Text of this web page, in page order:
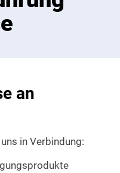
an
in Verbindung: